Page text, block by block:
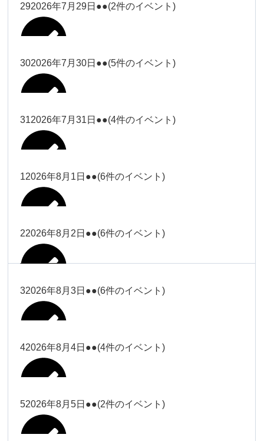
大西
小林
Close Close
小林
2026年7月27日
松本（9時
Close
松本（9時ー18時）
2026年7月27日
関谷（17-
冨田（17
時）
Close Close
2026年7月28日
塩川
Close Close
塩川
2026年7月28日
大西（9時
ー18時）
大西（9時ー18時）
292026年7月29日 ●●(2件のイベント)
冨田
冨田
塩川
Close Close
塩川
2026年7月29日
302026年7月30日 ●●(5件のイベント)
冨田
冨田
塩川（9時
ー18時）
Close Close
塩川（9時ー18時）
2026年7月30日
312026年7月31日 ●●(4件のイベント)
塩川
塩川
松本（9時
ー18時）
Close Close
松本（9時ー18時）
2026年7月31日
12026年8月1日 ●●(6件のイベント)
塩川（9時
Close Close
塩川（9時ー18時）
2026年8月1日
大西
Close Close
22026年8月2日 ●●(6件のイベント)
大西
大西
32026年8月3日 ●●(6件のイベント)
大西
大西
42026年8月4日 ●●(4件のイベント)
冨田（17
52026年8月5日 ●●(2件のイベント)